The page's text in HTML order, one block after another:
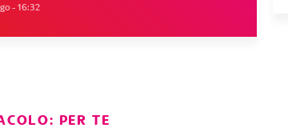
- 16:32
PER TE